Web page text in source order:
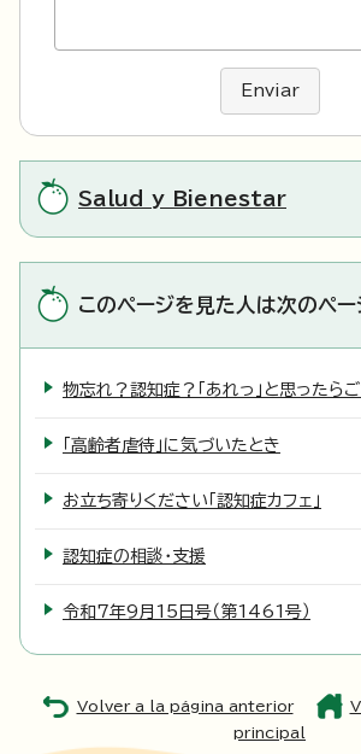
Enviar
Salud y Bienestar
このページを見た人は次のペ
物忘れ？認知症？「あれっ」と思ったら
「高齢者虐待」に気づいたとき
お立ち寄りください「認知症カフェ」
認知症の相談・支援
令和7年9月15日号（第1461号）
Volver a la página anterior
principal